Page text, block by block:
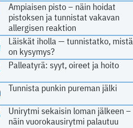
Ampiaisen pisto – näin hoidat
pistoksen ja tunnistat vakavan
allergisen reaktion
Läiskät iholla — tunnistatko, mistä
on kysymys?
Palleatyrä: syyt, oireet ja hoito
Tunnista punkin pureman jälki
Unirytmi sekaisin loman jälkeen –
näin vuorokausirytmi palautuu